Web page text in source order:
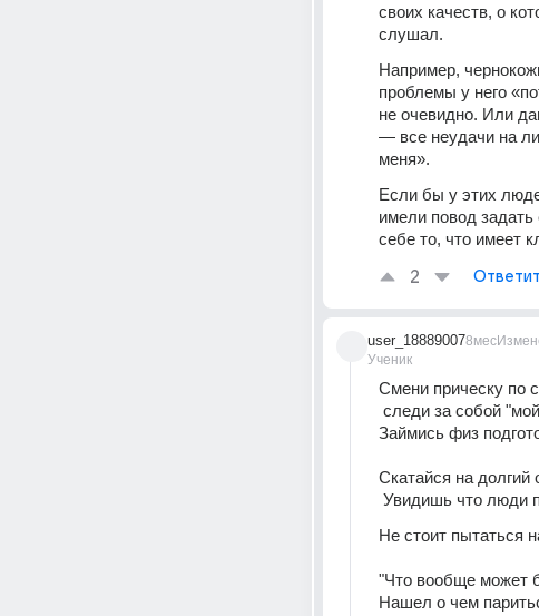
своих качеств, о
слушал.
Например,
проблемы у него
не очевидно. Или
— все неудачи на
меня».
Если бы у этих
имели повод
себе то, что имеет
2
user_18889007
Ученик
8мес
Смени прическу по
следи за собой
Займись физ
Скатайся на долгий
Увидишь что люди
Не стоит пытаться
"Что вообще может
Нашел о чем